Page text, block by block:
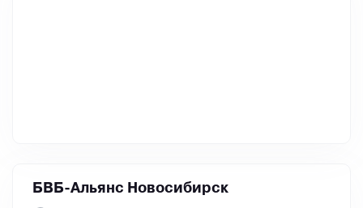
БВБ-Альянс Новосибирск